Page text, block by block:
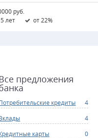
руб.
лет
от 22%
предложения
кредиты
4
4
карты
0